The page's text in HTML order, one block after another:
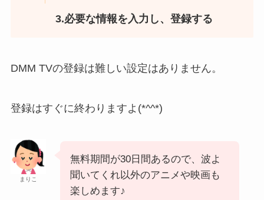
3.必要な情報を入力し、登録する
DMM TVの登録は難しい設定はありません。
登録はすぐに終わりますよ(*^^*)
まりこ
無料期間が30日間あるので、波よ
聞いてくれ以外のアニメや映画も
楽しめます♪